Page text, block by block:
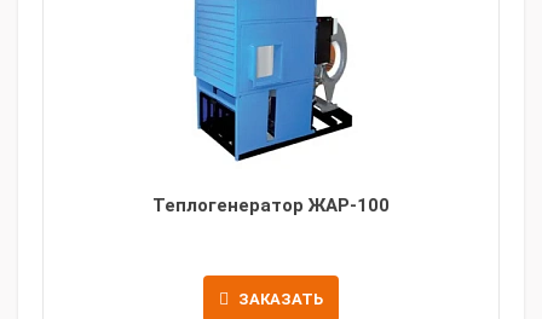
Теплогенератор ЖАР-100
ЗАКАЗАТЬ